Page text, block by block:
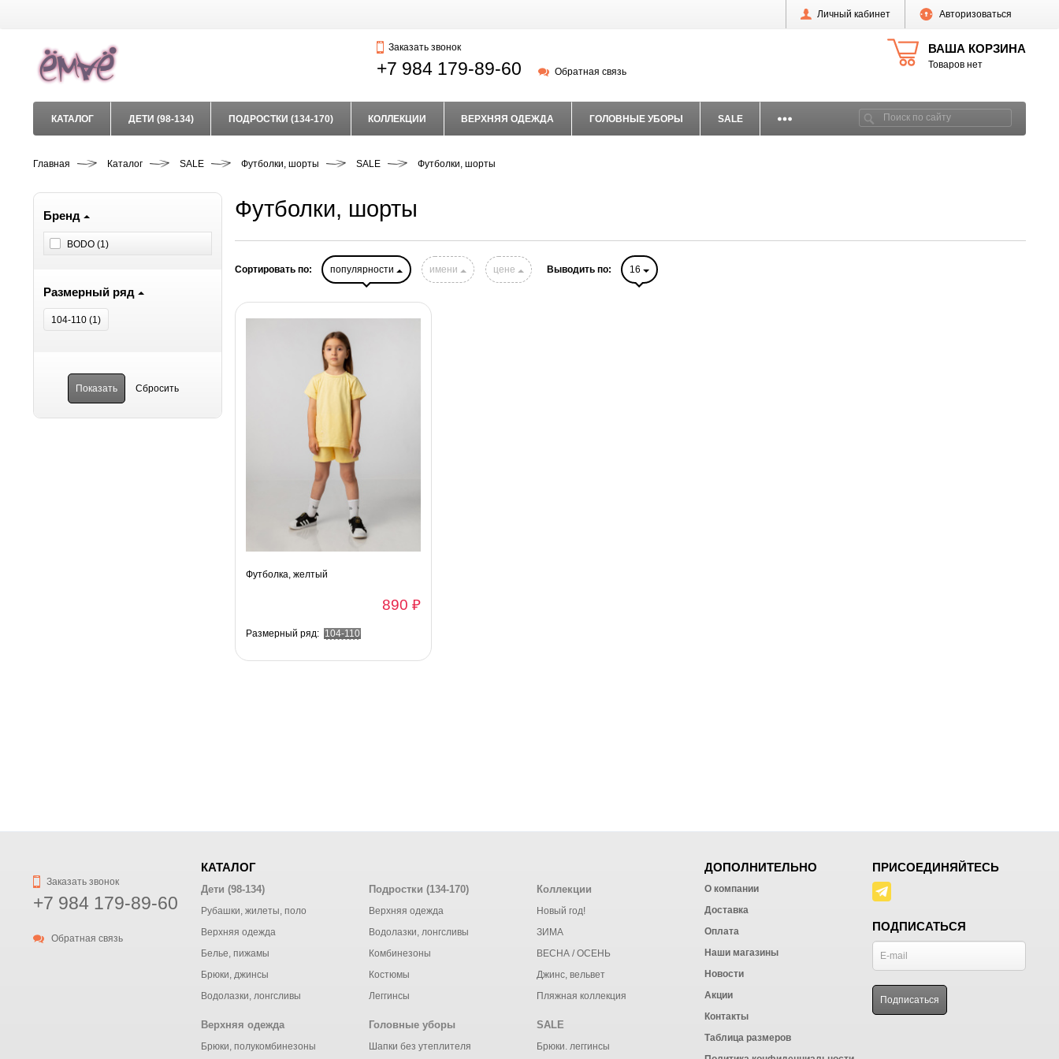
Личный кабинет Авторизоваться
ВАША КОРЗИНА
Товаров нет
Заказать звонок
+7 984 179-89-60 Обратная связь
КАТАЛОГ ДЕТИ (98-134) ПОДРОСТКИ (134-170) КОЛЛЕКЦИИ ВЕРХНЯЯ ОДЕЖДА ГОЛОВНЫЕ УБОРЫ SALE
Главная Каталог SALE Футболки, шорты SALE Футболки, шорты
Бренд
BODO (1)
Размерный ряд
104-110 (1 )
Футболки, шорты
Сортировать по: популярности имени цене Выводить по: 16
Футболка, желтый
890 ₽
Размерный ряд: 104-110
Заказать звонок
+7 984 179-89-60
Обратная связь
КАТАЛОГ
Дети (98-134)
Рубашки, жилеты, поло
Верхняя одежда
Белье, пижамы
Брюки, джинсы
Водолазки, лонгсливы
Подростки (134-170)
Верхняя одежда
Водолазки, лонгсливы
Комбинезоны
Костюмы
Леггинсы
Коллекции
Новый год!
ЗИМА
ВЕСНА / ОСЕНЬ
Джинс, вельвет
Пляжная коллекция
Верхняя одежда
Брюки, полукомбинезоны
Головные уборы
Шапки без утеплителя
SALE
Брюки. леггинсы
ДОПОЛНИТЕЛЬНО
О компании
Доставка
Оплата
Наши магазины
Новости
Акции
Контакты
Таблица размеров
ПРИСОЕДИНЯЙТЕСЬ
ПОДПИСАТЬСЯ